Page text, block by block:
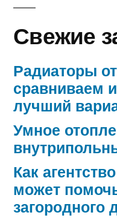
Свежие
Радиаторы
сравниваем
лучший
Умное
Как
может
загородного